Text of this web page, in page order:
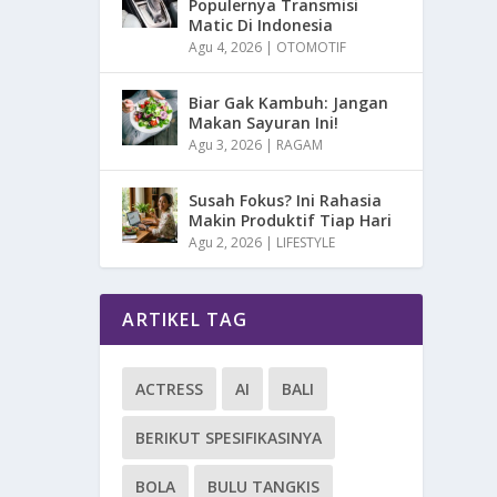
Populernya Transmisi
Matic Di Indonesia
Agu 4, 2026 | OTOMOTIF
Biar Gak Kambuh: Jangan
Makan Sayuran Ini!
Agu 3, 2026 | RAGAM
Susah Fokus? Ini Rahasia
Makin Produktif Tiap Hari
Agu 2, 2026 | LIFESTYLE
ARTIKEL TAG
ACTRESS AI BALI
BERIKUT SPESIFIKASINYA
BOLA BULU TANGKIS